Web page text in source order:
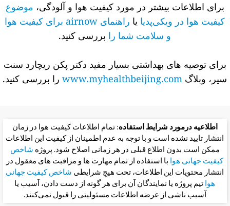
برای اطلاعات بیشتر در مورد کیفیت هوا و آلودگی، موضوع
کیفیت هوا در ویکی‌پدیایا
راهنمای airnow برای کیفیت هوا
و سلامت شما را بررسی کنید.
برای توصیه های بهداشتی بسیار مفید دکتر پکن ریچارد سنت
سیر، وبلاگ www.myhealthbeijing.comرا بررسی کنید.
اطلاعیه درمورد شرایط استفاده: تمام اطلاعات کیفیت هوا در زمان
انتشار تایید نشده است و با توجه به عدم اطمینان از کیفیت این اطلاعات
ممکن است بدون اطلاع قبلی در هر زمانی اصلاح شود. پروژهشاخص
کیفیت جهانی هوابا استفاده از تمام مهارت ها و مراقبت های معقول در
انتشار محتویات این اطلاعات، تحت هیچ شرایطیشاخص کیفیت جهانی
هواتیم پروژه یا نمایندگان آن برای هر گونه از دست دادن، آسیب یا
آسیب ناشی از عرضه اطلاعات مسئولیتی را قبول نمی‌کنند.